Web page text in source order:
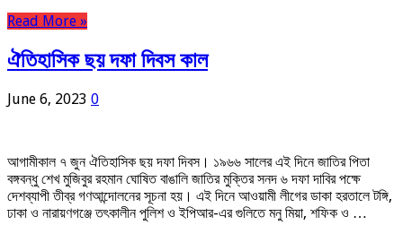
Read More »
ঐতিহাসিক ছয় দফা দিবস কাল
June 6, 2023 0
আগামীকাল ৭ জুন ঐতিহাসিক ছয় দফা দিবস। ১৯৬৬ সালের এই দিনে জাতির পিতা
বঙ্গবন্ধু শেখ মুজিবুর রহমান ঘোষিত বাঙালি জাতির মুক্তির সনদ ৬ দফা দাবির পক্ষে
দেশব্যাপী তীব্র গণআন্দোলনের সূচনা হয়। এই দিনে আওয়ামী লীগের ডাকা হরতালে টঙ্গি,
ঢাকা ও নারায়ণগঞ্জে তৎকালীন পুলিশ ও ইপিআর-এর গুলিতে মনু মিয়া, শফিক ও …